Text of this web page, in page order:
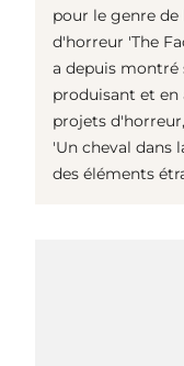
pour le genre
d'horreur 'The
a depuis montré
produisant et en
projets
'Un cheval dans
des éléments